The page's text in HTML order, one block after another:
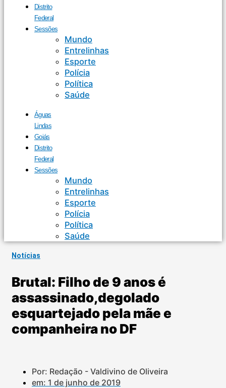
Distrito
Federal
Sessões
Mundo
Entrelinhas
Esporte
Polícia
Política
Saúde
Águas
Lindas
Goiás
Distrito
Federal
Sessões
Mundo
Entrelinhas
Esporte
Polícia
Política
Saúde
Notícias
Brutal: Filho de 9 anos é
assassinado,degolado
esquartejado pela mãe e
companheira no DF
Por: Redação - Valdivino de Oliveira
em: 1 de junho de 2019